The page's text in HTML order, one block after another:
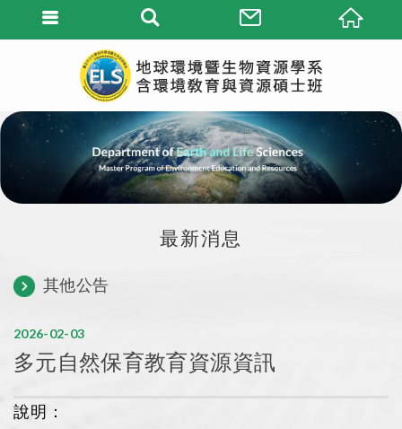
最新消息
其他公告
03
02
2026
多元自然保育教育資源資訊
說明：